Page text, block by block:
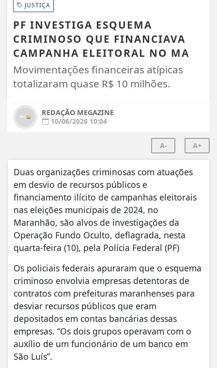
JUSTIÇA
PF INVESTIGA ESQUEMA
CRIMINOSO QUE FINANCIAVA
CAMPANHA ELEITORAL NO MA
Movimentações financeiras atípicas
totalizaram quase R$ 10 milhões.
REDAÇÃO MEGAZINE
10/06/2026 10:04
A- A+
Duas organizações criminosas com atuações
em desvio de recursos públicos e
financiamento ilícito de campanhas eleitorais
nas eleições municipais de 2024, no
Maranhão, são alvos de investigações da
Operação Fundo Oculto, deflagrada, nesta
quarta-feira (10), pela Polícia Federal (PF)
Os policiais federais apuraram que o esquema
criminoso envolvia empresas detentoras de
contratos com prefeituras maranhenses para
desviar recursos públicos que eram
depositados em contas bancárias dessas
empresas. “Os dois grupos operavam com o
auxílio de um funcionário de um banco em
São Luís”.